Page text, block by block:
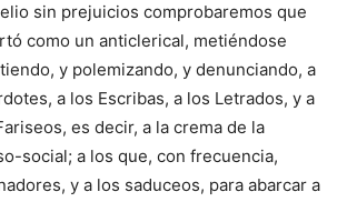
sin prejuicios comprobaremos que
como un anticlerical, metiéndose
y polemizando, y denunciando, a
a los Escribas, a los Letrados, y a
es decir, a la crema de la
social; a los que, con frecuencia,
y a los saduceos, para abarcar a